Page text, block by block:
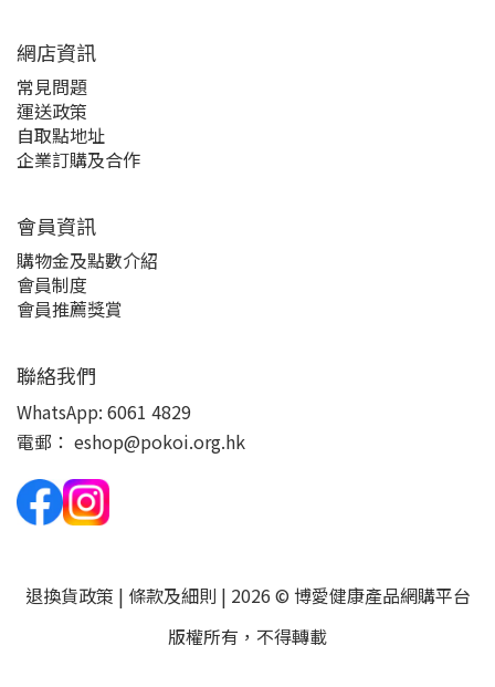
網店資訊
常見問題
運送政策
自取點地址
企業訂購及合作
會員資訊
購物金及點數介紹
會員制度
會員推薦獎賞
聯絡我們
WhatsApp: 6061 4829
電郵： eshop@pokoi.org.hk
退換貨政策 | 條款及細則 | 2026 © 博愛健康產品網購平台
版權所有，不得轉載